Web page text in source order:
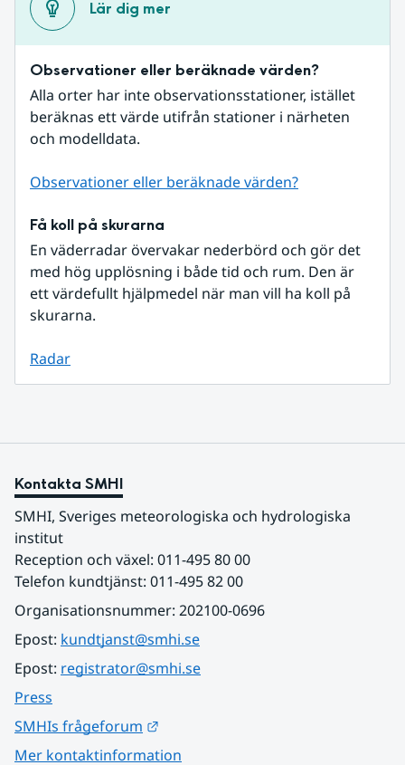
Lär dig mer
Observationer eller beräknade värden?
Alla orter har inte observationsstationer, istället
beräknas ett värde utifrån stationer i närheten
och modelldata.
Observationer eller beräknade värden?
Få koll på skurarna
En väderradar övervakar nederbörd och gör det
med hög upplösning i både tid och rum. Den är
ett värdefullt hjälpmedel när man vill ha koll på
skurarna.
Radar
Kontakta SMHI
SMHI, Sveriges meteorologiska och hydrologiska
institut
Reception och växel: 011-495 80 00
Telefon kundtjänst: 011-495 82 00
Organisationsnummer: 202100-0696
Epost: kundtjanst@smhi.se
Epost: registrator@smhi.se
Press
SMHIs frågeforum
Mer kontaktinformation